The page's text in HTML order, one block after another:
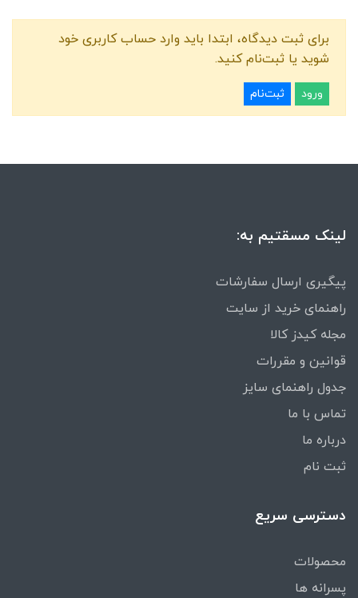
برای ثبت دیدگاه، ابتدا باید وارد حساب کاربری خود
شوید یا ثبت‌نام کنید.
ورود ثبت‌نام
لینک مسقتیم به:
پیگیری ارسال سفارشات
راهنمای خرید از سایت
مجله کیدز کالا
قوانین و مقررات
جدول راهنمای سایز
تماس با ما
درباره ما
ثبت نام
دسترسی سریع
محصولات
پسرانه ها